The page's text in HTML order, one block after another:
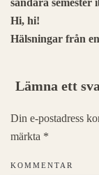
såndära semester
Hi, hi!
Hälsningar från
Lämna ett
Din e-postadress
märkta *
KOMMENTAR